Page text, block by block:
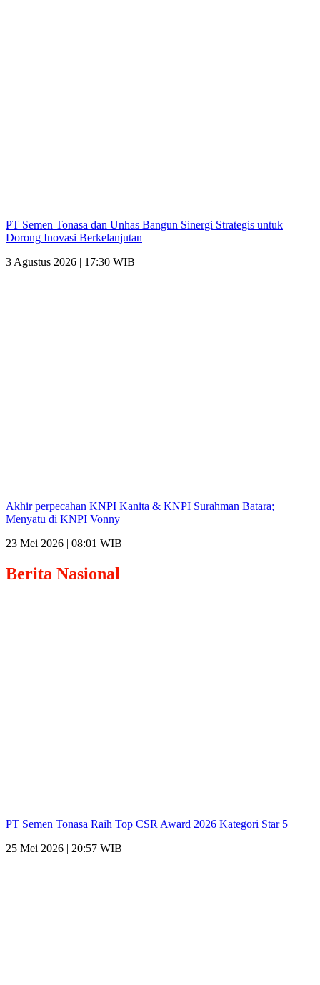
PT Semen Tonasa dan Unhas Bangun Sinergi Strategis untuk
Dorong Inovasi Berkelanjutan
3 Agustus 2026 | 17:30 WIB
Akhir perpecahan KNPI Kanita & KNPI Surahman Batara;
Menyatu di KNPI Vonny
23 Mei 2026 | 08:01 WIB
Berita Nasional
PT Semen Tonasa Raih Top CSR Award 2026 Kategori Star 5
25 Mei 2026 | 20:57 WIB